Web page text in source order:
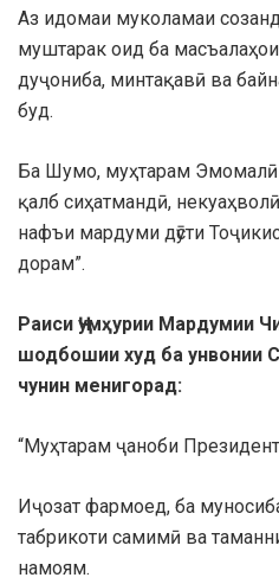
Аз идомаи муколамаи
муштарак оид ба
дуҷониба, минтақавӣ ва
буд.
Ба Шумо, муҳтарам
қалб сиҳатмандӣ,
нафъи мардуми дӯсти
дорам”.
Раиси Ҷумҳурии Мардумии
шодбошии худ ба унвонии
чунин менигорад:
“Муҳтарам ҷаноби
Иҷозат фармоед, ба
табрикоти самимӣ ва
намоям.